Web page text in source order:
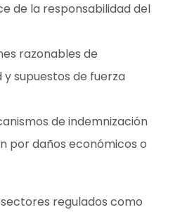
de la responsabilidad del
razonables de
supuestos de fuerza
de indemnización
por daños económicos o
regulados como